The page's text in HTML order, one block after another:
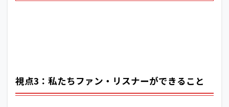
視点3：私たちファン・リスナーができること